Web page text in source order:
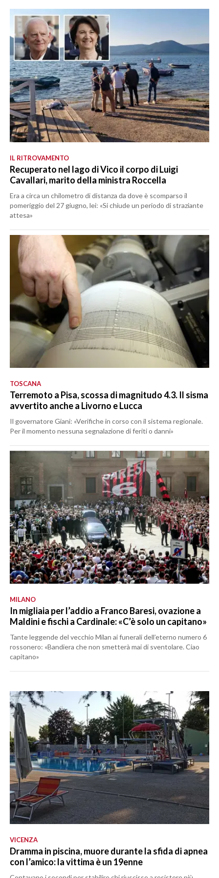
IL RITROVAMENTO
Recuperato nel lago di Vico il corpo di Luigi
Cavallari, marito della ministra Roccella
Era a circa un chilometro di distanza da dove è scomparso il
pomeriggio del 27 giugno, lei: «Si chiude un periodo di straziante
attesa»
TOSCANA
Terremoto a Pisa, scossa di magnitudo 4.3. Il sisma
avvertito anche a Livorno e Lucca
Il governatore Giani: «Verifiche in corso con il sistema regionale.
Per il momento nessuna segnalazione di feriti o danni»
MILANO
In migliaia per l’addio a Franco Baresi, ovazione a
Maldini e fischi a Cardinale: «C’è solo un capitano»
Tante leggende del vecchio Milan ai funerali dell’eterno numero 6
rossonero: «Bandiera che non smetterà mai di sventolare. Ciao
capitano»
VICENZA
Dramma in piscina, muore durante la sfida di apnea
con l’amico: la vittima è un 19enne